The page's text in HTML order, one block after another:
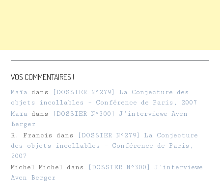
VOS COMMENTAIRES !
Maïa dans
[DOSSIER N°279] La Conjecture des
objets incollables – Conférence de Paris, 2007
Maïa dans
[DOSSIER N°300] J’interviewe Aven
Berger
R. Francis
dans
[DOSSIER N°279] La Conjecture
des objets incollables – Conférence de Paris,
2007
Michel Michel dans
[DOSSIER N°300] J’interviewe
Aven Berger